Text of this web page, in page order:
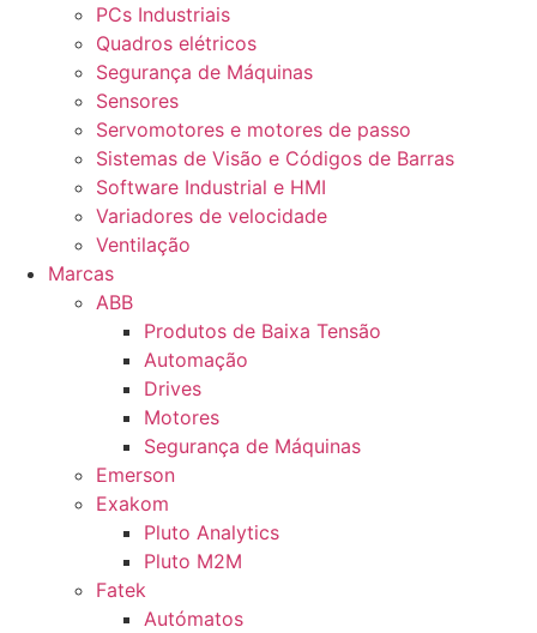
PCs Industriais
Quadros elétricos
Segurança de Máquinas
Sensores
Servomotores e motores de passo
Sistemas de Visão e Códigos de Barras
Software Industrial e HMI
Variadores de velocidade
Ventilação
Marcas
ABB
Produtos de Baixa Tensão
Automação
Drives
Motores
Segurança de Máquinas
Emerson
Exakom
Pluto Analytics
Pluto M2M
Fatek
Autómatos